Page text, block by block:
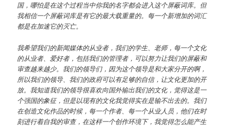
国，哪怕是在这个过程当中你我的名字都会进入这个屏蔽词库。但
我相信一个屏蔽词库是有它的最大载重量的。每一个新增加的词汇
都是在加速它的灭亡。
我希望我们的新闻媒体的从业者，我们的学生、老师，每一个文化
的从业者、爱好者，包括我们的管理者，可以努力让我们的屏蔽和
审查越来越少。我们的领导们，因为这个领导是和大家分开的啊，
所以我们的领导、我们的政府可以有足够的自信，让文化更加的开
放。我知道我们的领导很喜欢向国外输出我们的文化，觉得这是一
个强国的象征，但是以现有的文化我觉得实在是输不出去的。我们
在创造文化作品的时候，每一个作者、每一个从业人员，他们在时
刻进行着自我的审查，在这样一个创作环境下，我觉得怎么能产生